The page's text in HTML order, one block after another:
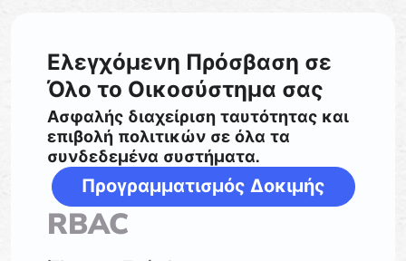
Ελεγχόμενη Πρόσβαση σε
Όλο το Οικοσύστημα σας
Ασφαλής διαχείριση ταυτότητας και
επιβολή πολιτικών σε όλα τα
συνδεδεμένα συστήματα.
Προγραμματισμός Δοκιμής
RBAC